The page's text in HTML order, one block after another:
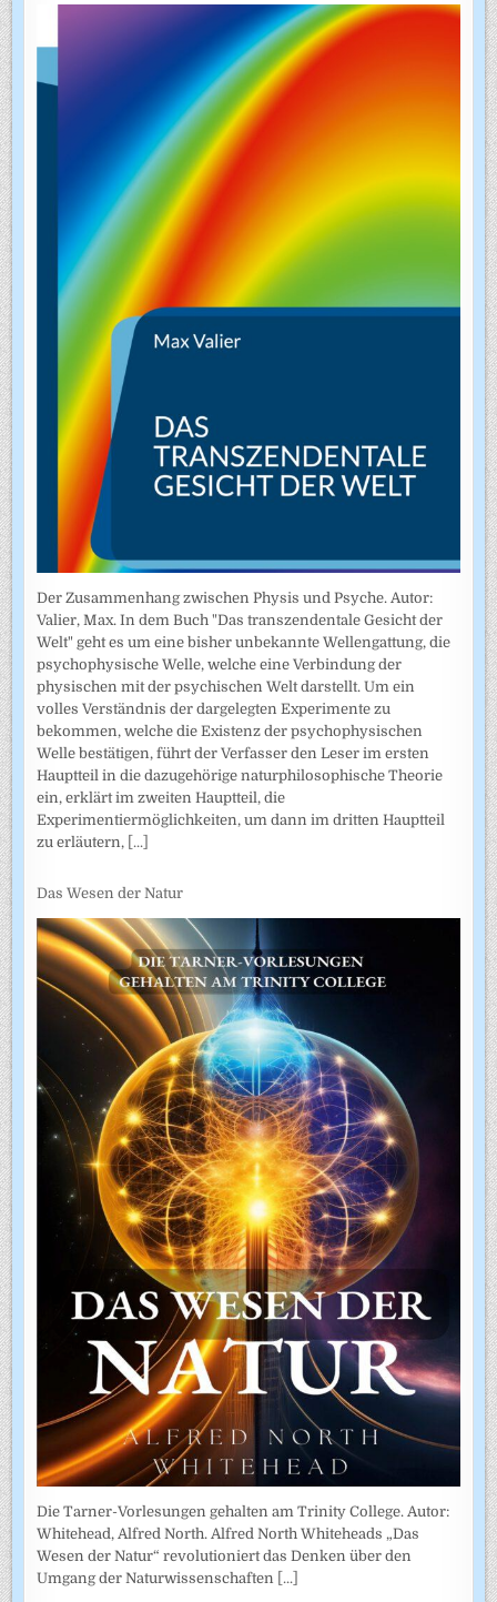
Der Zusammenhang zwischen Physis und Psyche. Autor:
Valier, Max. In dem Buch "Das transzendentale Gesicht der
Welt" geht es um eine bisher unbekannte Wellengattung, die
psychophysische Welle, welche eine Verbindung der
physischen mit der psychischen Welt darstellt. Um ein
volles Verständnis der dargelegten Experimente zu
bekommen, welche die Existenz der psychophysischen
Welle bestätigen, führt der Verfasser den Leser im ersten
Hauptteil in die dazugehörige naturphilosophische Theorie
ein, erklärt im zweiten Hauptteil, die
Experimentiermöglichkeiten, um dann im dritten Hauptteil
zu erläutern, [...]
Das Wesen der Natur
Die Tarner-Vorlesungen gehalten am Trinity College. Autor:
Whitehead, Alfred North. Alfred North Whiteheads „Das
Wesen der Natur“ revolutioniert das Denken über den
Umgang der Naturwissenschaften [...]